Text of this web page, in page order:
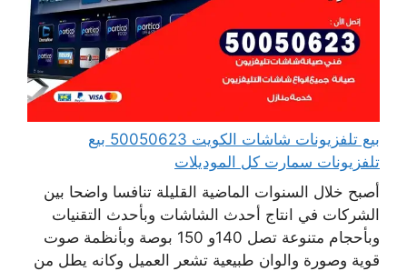
بيع تلفزيونات شاشات الكويت 50050623 بيع
تلفزيونات سمارت كل الموديلات
أصبح خلال السنوات الماضية القليلة تنافسا واضحا بين
الشركات في انتاج أحدث الشاشات وبأحدث التقنيات
وبأحجام متنوعة تصل 140و 150 بوصة وبأنظمة صوت
قوية وصورة والوان طبيعية تشعر العميل وكانه يطل من